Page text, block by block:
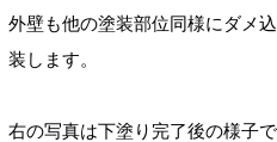
外壁も他の塗装部位同様にダメ
装します。
右の写真は下塗り完了後の様子で